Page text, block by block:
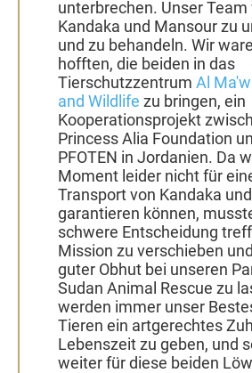
unterbrechen. Unser Team
Kandaka und Mansour zu
und zu behandeln. Wir
hofften, die beiden in das
Tierschutzzentrum Al
and Wildlife zu bringen, ein
Kooperationsprojekt
Princess Alia Foundation
PFOTEN in Jordanien. Da
Moment leider nicht für
Transport von Kandaka
garantieren können,
schwere Entscheidung
Mission zu verschieben
guter Obhut bei unseren
Sudan Animal Rescue zu
werden immer unser
Tieren ein artgerechtes
Lebenszeit zu geben, und
weiter für diese beiden